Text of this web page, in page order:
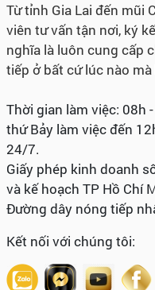
Từ tỉnh Gia Lai đến mũi
viên tư vấn tận nơi, ký
nghĩa là luôn cung cấp
tiếp ở bất cứ lúc nào
Thời gian làm việc: 08h
thứ Bảy làm việc đến
24/7.
Giấy phép kinh doanh
và kế hoạch TP Hồ Chí
Đường dây nóng tiếp
Kết nối với chúng tôi: